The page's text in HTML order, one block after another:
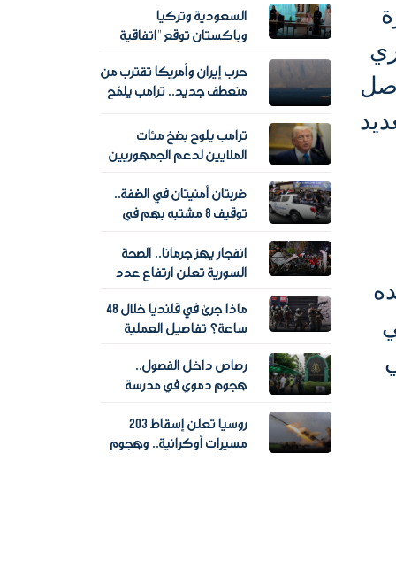
دون محاور عسكرية
السعودية وتركيا
وباكستان توقع "اتفاقية
تتضمن؟
حرب إيران وأمريكا تقترب من
منعطف جديد.. ترامب يلمّح
ترامب يلوح بضخ مئات
الملايين لدعم الجمهوريين
النصفي
ضربتان أمنيتان في الضفة..
توقيف 8 مشتبه بهم في
مخدرات
انفجار يهز جرمانا.. الصحة
السورية تعلن ارتفاع عدد
ماذا جرى في قلنديا خلال 48
ساعة؟ تفاصيل العملية
رصاص داخل الفصول..
هجوم دموي في مدرسة
مصابا
روسيا تعلن إسقاط 203
مسيرات أوكرانية.. وهجوم